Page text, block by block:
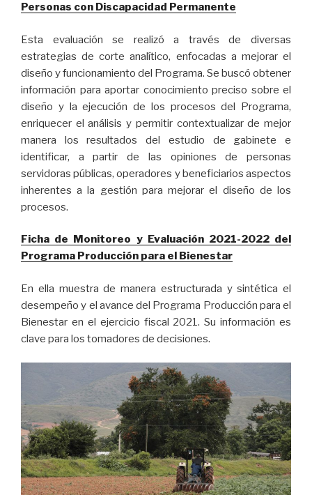
Personas con Discapacidad Permanente
Esta evaluación se realizó a través de diversas
estrategias de corte analítico, enfocadas a mejorar el
diseño y funcionamiento del Programa. Se buscó obtener
información para aportar conocimiento preciso sobre el
diseño y la ejecución de los procesos del Programa,
enriquecer el análisis y permitir contextualizar de mejor
manera los resultados del estudio de gabinete e
identificar, a partir de las opiniones de personas
servidoras públicas, operadores y beneficiarios aspectos
inherentes a la gestión para mejorar el diseño de los
procesos.
Ficha de Monitoreo y Evaluación 2021-2022 del
Programa Producción para el Bienestar
En ella muestra de manera estructurada y sintética el
desempeño y el avance del Programa Producción para el
Bienestar en el ejercicio fiscal 2021. Su información es
clave para los tomadores de decisiones.